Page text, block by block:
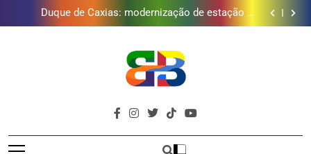
tratamento reforça abastecimento de água
Guanabara tem diversas opções de vinhos para
presentear o seu pai. Descubra como escolher o que
Gastro Samba reúne Nosso Sentimento e Gustavo
Golfe e fortalece projeto que atende 140 crianças
Duque de Caxias: modernização de estação de
tratamento reforça abastecimento de água
Guanabara tem diversas opções de vinhos para
presentear o seu pai. Descubra como escolher o que
mais combina com ele
Gastro Samba reúne Nosso Sentimento e Gustavo
Lins em Nova Iguaçu neste fim de semana
Brava
Baixada
Baixada Fluminense Em Destaque!